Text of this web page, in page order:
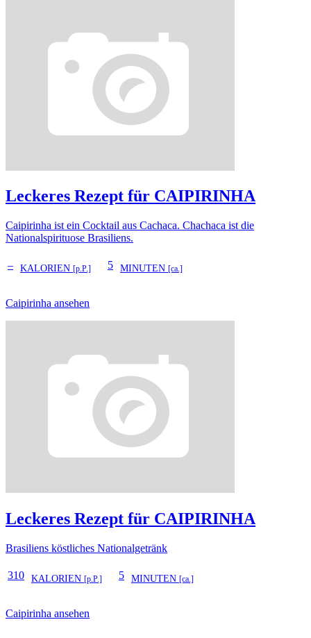
Leckeres Rezept für CAIPIRINHA
Caipirinha ist ein Cocktail aus Cachaca. Chachaca ist die
Nationalspirituose Brasiliens.
– KALORIEN [p.P.] 5 MINUTEN [ca.]
Caipirinha ansehen
Leckeres Rezept für CAIPIRINHA
Brasiliens köstliches Nationalgetränk
310 KALORIEN [p.P.] 5 MINUTEN [ca.]
Caipirinha ansehen